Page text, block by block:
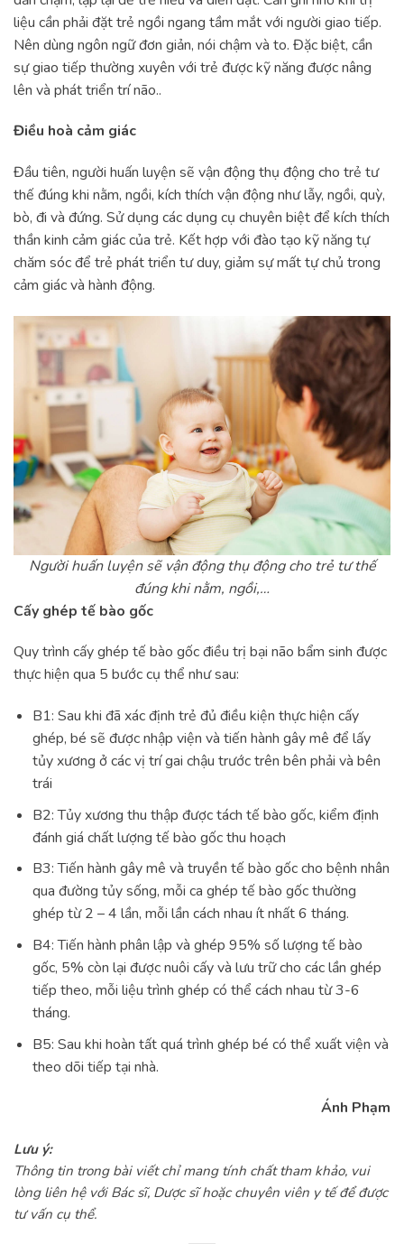
liệu cần phải đặt trẻ ngồi ngang tầm mắt với người giao tiếp.
Nên dùng ngôn ngữ đơn giản, nói chậm và to. Đặc biệt, cần
sự giao tiếp thường xuyên với trẻ được kỹ năng được nâng
lên và phát triển trí não..
Điều hoà cảm giác
Đầu tiên, người huấn luyện sẽ vận động thụ động cho trẻ tư
thế đúng khi nằm, ngồi, kích thích vận động như lẫy, ngồi, quỳ,
bò, đi và đứng. Sử dụng các dụng cụ chuyên biệt để kích thích
thần kinh cảm giác của trẻ. Kết hợp với đào tạo kỹ năng tự
chăm sóc để trẻ phát triển tư duy, giảm sự mất tự chủ trong
cảm giác và hành động.
Người huấn luyện sẽ vận động thụ động cho trẻ tư thế
đúng khi nằm, ngồi,…
Cấy ghép tế bào gốc
Quy trình cấy ghép tế bào gốc điều trị bại não bẩm sinh được
thực hiện qua 5 bước cụ thể như sau:
B1: Sau khi đã xác định trẻ đủ điều kiện thực hiện cấy
ghép, bé sẽ được nhập viện và tiến hành gây mê để lấy
tủy xương ở các vị trí gai chậu trước trên bên phải và bên
trái
B2: Tủy xương thu thập được tách tế bào gốc, kiểm định
đánh giá chất lượng tế bào gốc thu hoạch
B3: Tiến hành gây mê và truyền tế bào gốc cho bệnh nhân
qua đường tủy sống, mỗi ca ghép tế bào gốc thường
ghép từ 2 – 4 lần, mỗi lần cách nhau ít nhất 6 tháng.
B4: Tiến hành phân lập và ghép 95% số lượng tế bào
gốc, 5% còn lại được nuôi cấy và lưu trữ cho các lần ghép
tiếp theo, mỗi liệu trình ghép có thể cách nhau từ 3-6
tháng.
B5: Sau khi hoàn tất quá trình ghép bé có thể xuất viện và
theo dõi tiếp tại nhà.
Ánh Phạm
Lưu ý:
Thông tin trong bài viết chỉ mang tính chất tham khảo, vui
lòng liên hệ với Bác sĩ, Dược sĩ hoặc chuyên viên y tế để được
tư vấn cụ thể.